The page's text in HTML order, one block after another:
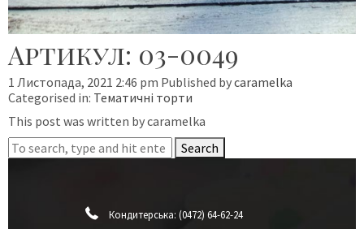
Артикул: 03-0049
1 Листопада, 2021 2:46 pm Published bycaramelka
Categorised in: Тематичні торти
This post was written by caramelka
Search
Кондитерська: (0472) 64-62-24